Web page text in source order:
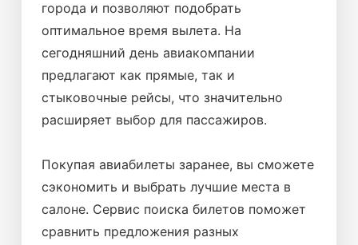
города и позволяют подобрать
оптимальное время вылета. На
сегодняшний день авиакомпании
предлагают как прямые, так и
стыковочные рейсы, что значительно
расширяет выбор для пассажиров.
Покупая авиабилеты заранее, вы сможете
сэкономить и выбрать лучшие места в
салоне. Сервис поиска билетов поможет
сравнить предложения разных